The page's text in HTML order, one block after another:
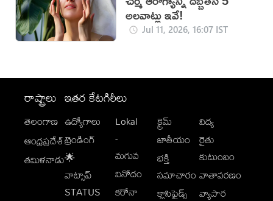
అలవాట్లు ఇవే!
Jul 11, 2026, 16:07 IST
రాష్ట్రాలు
తెలంగాణ
ఆంధ్రప్రదేశ్
తమిళనాడు
ఇతర కేటగిరీలు
ఉద్యోగాలు
ట్రెండింగ్
🌟
వాట్సాప్
STATUS
Lokal
-
మగువ
వినోదం
కరోనా
క్రైమ్
జాతీయం
భక్తి
సమాచారం
క్లాసిఫైడ్స్
విద్య
రైతు
కుటుంబం
వాతావరణం
వ్యాపార